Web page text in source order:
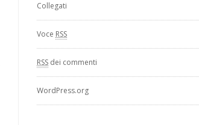
Collegati
Voce RSS
RSS dei commenti
WordPress.org